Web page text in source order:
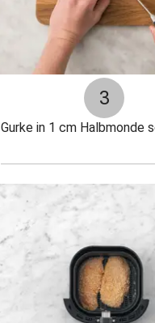
3
Gurke in 1 cm Halbmonde